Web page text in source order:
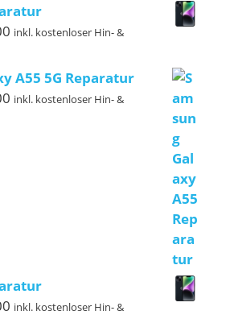
Preisspanne:
bis
€329,00
inkl. kostenloser Hin- &
A55 5G Reparatur
Preisspanne:
inkl. kostenloser Hin- &
Preisspanne:
inkl. kostenloser Hin- &